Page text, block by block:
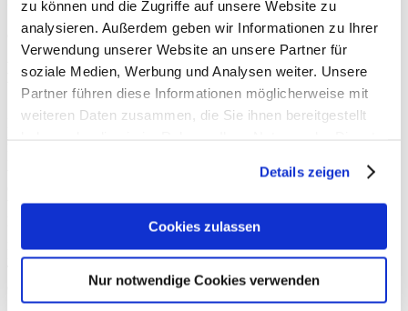
zu können und die Zugriffe auf unsere Website zu
analysieren. Außerdem geben wir Informationen zu Ihrer
Verwendung unserer Website an unsere Partner für
soziale Medien, Werbung und Analysen weiter. Unsere
Partner führen diese Informationen möglicherweise mit
weiteren Daten zusammen, die Sie ihnen bereitgestellt
Details zeigen
Cookies zulassen
Nur notwendige Cookies verwenden
16. Jahrhunderts schmeckte das exklusive Kakaogetränk dem
alterndenKönig Karl V. von Spanienschon bestens.
Der Siegeszug der Schokoladentafeln konnte
beginnen
Bald tauchte Schokolade auch in speziellen »Schokoladenhäusern«
waren Zucker und Honig teuer, so dass sich das wohlschmeckende
Versand war teuer. Ab Mitte des 18. Jahrhunderts fand es langsam
Einzug in das vornehme Bürgertum. Erst als die Produktion von
Kakaopflanze entdeckte (Forastero; der »Fremdling«) und die
eine Schokoladenproduktion.